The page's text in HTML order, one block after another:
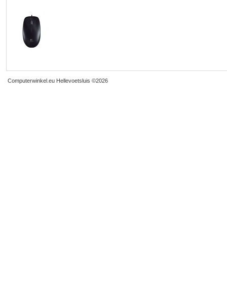
Computerwinkel.eu Hellevoetsluis ©2026